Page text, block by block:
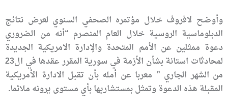
وأوضح لافروف خلال مؤتمره الصحفي السنوي لعرض نتائج
الدبلوماسية الروسية خلال العام المنصرم “أنه من الضروري
دعوة ممثلين عن الأمم المتحدة والإدارة الامريكية الجديدة
لمحادثات استانة بشأن الأزمة في سورية المقرر عقدها في ال23
من الشهر الجاري ” معربا عن أمله بأن تقبل الادارة الأمريكية
المقبلة هذه الدعوة وتمثل بمستشاريها بأي مستوى يرونه ملائما.